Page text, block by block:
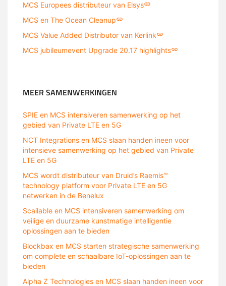
MCS Europees distributeur van Elsys
MCS en The Ocean Cleanup
MCS Value Added Distributor van Kerlink
MCS jubileumevent Upgrade 20.17 highlights
MEER SAMENWERKINGEN
SPIE en MCS intensiveren samenwerking op het
gebied van Private LTE en 5G
NCT Integrations en MCS slaan handen ineen voor
intensieve samenwerking op het gebied van Private
LTE en 5G
MCS wordt distributeur van Druid’s Raemis™
technology platform voor Private LTE en 5G
netwerken in de Benelux
Scailable en MCS intensiveren samenwerking om
veilige en duurzame kunstmatige intelligentie
oplossingen aan te bieden
Blockbax en MCS starten strategische samenwerking
om complete en schaalbare IoT-oplossingen aan te
bieden
Alpha Z Technologies en MCS slaan handen ineen voor